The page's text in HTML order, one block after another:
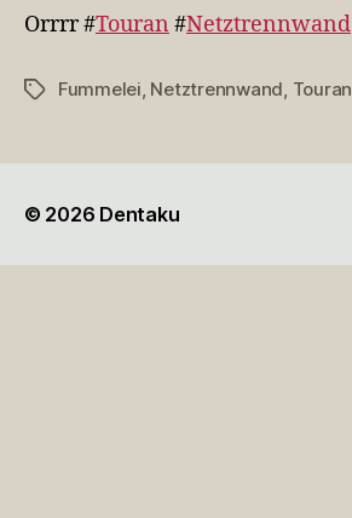
Orrrr #Touran #Netztrennwand
Schlagwörter
Fummelei Netztrennwand Touran
© 2026 Dentaku